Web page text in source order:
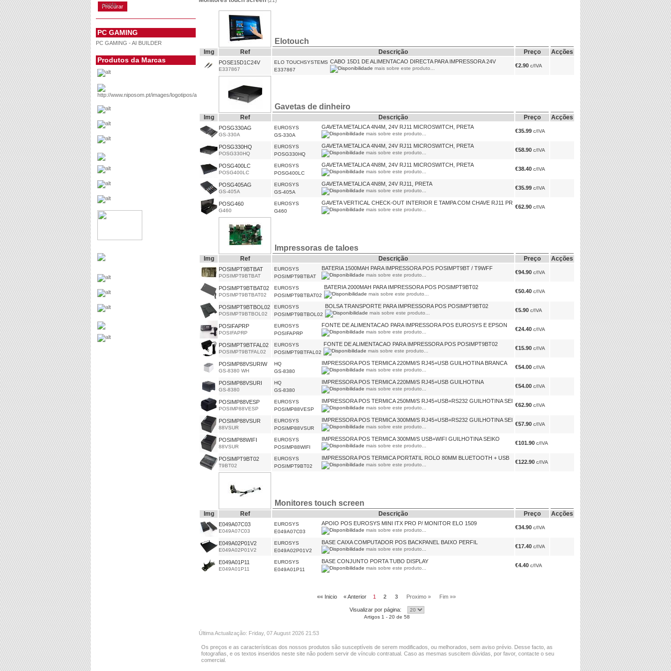
conta
PC GAMING
PC GAMING - AI BUILDER
Produtos da Marcas
Elotouch
Img Ref Descrição Preço Acções
POSE15D1C24V
E337867
ELO TOUCHSYSTEMS
E337867
CABO 15D1 DE ALIMENTACAO DIRECTA PARA IMPRESSORA 24V
mais sobre este produto... €2.90 c/IVA
Gavetas de dinheiro
Img Ref Descrição Preço Acções
POSG330AG
GS-330A
EUROSYS
GS-330A
GAVETA METALICA 4N4M, 24V RJ11 MICROSWITCH, PRETA
mais sobre este produto... €35.99 c/IVA
POSG330HQ
POSG330HQ
EUROSYS
POSG330HQ
GAVETA METALICA 4N4M, 24V RJ11 MICROSWITCH, PRETA
mais sobre este produto... €58.90 c/IVA
POSG400LC
POSG400LC
EUROSYS
POSG400LC
GAVETA METALICA 4N8M, 24V RJ11 MICROSWITCH, PRETA
mais sobre este produto... €38.40 c/IVA
POSG405AG
GS-405A
EUROSYS
GS-405A
GAVETA METALICA 4N8M, 24V RJ11, PRETA
mais sobre este produto... €35.99 c/IVA
POSG460
G460
EUROSYS
G460
GAVETA VERTICAL CHECK-OUT INTERIOR E TAMPA COM CHAVE RJ11 PR
mais sobre este produto... €62.90 c/IVA
Impressoras de taloes
Img Ref Descrição Preço Acções
POSIMPT9BTBAT
POSIMPT9BTBAT
EUROSYS
POSIMPT9BTBAT
BATERIA 1500MAH PARA IMPRESSORA POS POSIMPT9BT / T9WFF
mais sobre este produto... €94.90 c/IVA
POSIMPT9BTBAT02
POSIMPT9BTBAT02
EUROSYS
POSIMPT9BTBAT02
BATERIA 2000MAH PARA IMPRESSORA POS POSIMPT9BT02
mais sobre este produto... €50.40 c/IVA
POSIMPT9BTBOL02
POSIMPT9BTBOL02
EUROSYS
POSIMPT9BTBOL02
BOLSA TRANSPORTE PARA IMPRESSORA POS POSIMPT9BT02
mais sobre este produto... €5.90 c/IVA
POSIFAPRP
POSIFAPRP
EUROSYS
POSIFAPRP
FONTE DE ALIMENTACAO PARA IMPRESSORA POS EUROSYS E EPSON
mais sobre este produto... €24.40 c/IVA
POSIMPT9BTFAL02
POSIMPT9BTFAL02
EUROSYS
POSIMPT9BTFAL02
FONTE DE ALIMENTACAO PARA IMPRESSORA POS POSIMPT9BT02
mais sobre este produto... €15.90 c/IVA
POSIMP88VSURIW
GS-8380 WH
HQ
GS-8380
IMPRESSORA POS TERMICA 220MM/S RJ45+USB GUILHOTINA BRANCA
mais sobre este produto... €54.00 c/IVA
POSIMP88VSURI
GS-8380
HQ
GS-8380
IMPRESSORA POS TERMICA 220MM/S RJ45+USB GUILHOTINA
mais sobre este produto... €54.00 c/IVA
POSIMP88VESP
POSIMP88VESP
EUROSYS
POSIMP88VESP
IMPRESSORA POS TERMICA 250MM/S RJ45+USB+RS232 GUILHOTINA SEI
mais sobre este produto... €62.90 c/IVA
POSIMP88VSUR
88VSUR
EUROSYS
POSIMP88VSUR
IMPRESSORA POS TERMICA 300MM/S RJ45+USB+RS232 GUILHOTINA SEI
mais sobre este produto... €57.90 c/IVA
POSIMP88WIFI
88VSUR
EUROSYS
POSIMP88WIFI
IMPRESSORA POS TERMICA 300MM/S USB+WIFI GUILHOTINA SEIKO
mais sobre este produto... €101.90 c/IVA
POSIMPT9BT02
T9BT02
EUROSYS
POSIMPT9BT02
IMPRESSORA POS TERMICA PORTATIL ROLO 80MM BLUETOOTH + USB
mais sobre este produto... €122.90 c/IVA
Monitores touch screen
Img Ref Descrição Preço Acções
E049A07C03
E049A07C03
EUROSYS
E049A07C03
APOIO POS EUROSYS MINI ITX PRO P/ MONITOR ELO 1509
mais sobre este produto... €34.90 c/IVA
E049A02P01V2
E049A02P01V2
EUROSYS
E049A02P01V2
BASE CAIXA COMPUTADOR POS BACKPANEL BAIXO PERFIL
mais sobre este produto... €17.40 c/IVA
E049A01P11
E049A01P11
EUROSYS
E049A01P11
BASE CONJUNTO PORTA TUBO DISPLAY
mais sobre este produto... €4.40 c/IVA
«« Inicio « Anterior 1 2 3 Proximo » Fim »»
Visualizar por página:
Artigos 1 - 20 de 58
Última Actualização: Friday, 07 August 2026 21:53
Os preços e as características dos nossos produtos são susceptíveis de serem modificados, ou melhorados, sem aviso prévio. Desse facto, as
fotografias, e os textos inseridos neste site não podem servir de vínculo contratual. Caso as mesmas suscitem dúvidas, por favor, contacte o seu
comercial.